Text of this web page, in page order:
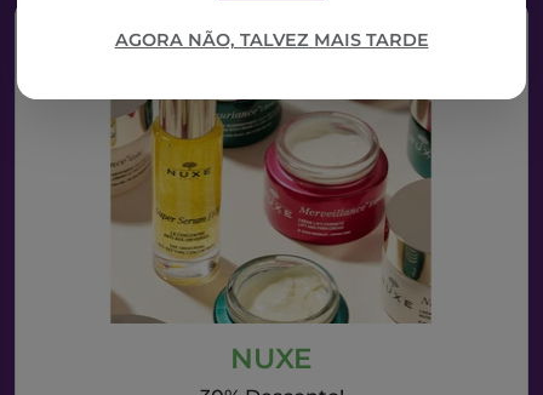
AGORA NÃO, TALVEZ MAIS TARDE
NUXE